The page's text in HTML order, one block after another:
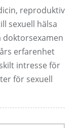
reproduktiv
sexuell hälsa
doktorsexamen
erfarenhet
intresse för
för sexuell